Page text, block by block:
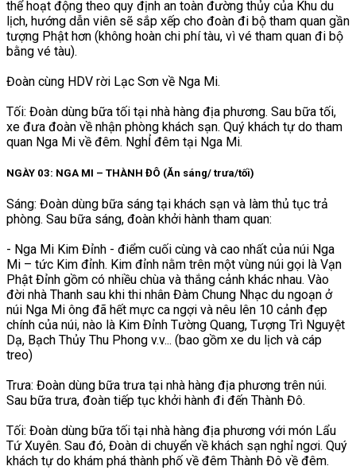
thể hoạt động theo quy định an toàn đường thủy của Khu du
lịch, hướng dẫn viên sẽ sắp xếp cho đoàn đi bộ tham quan gần
tượng Phật hơn (không hoàn chi phí tàu, vì vé tham quan đi bộ
bằng vé tàu).
Đoàn cùng HDV rời Lạc Sơn về Nga Mi.
Tối: Đoàn dùng bữa tối tại nhà hàng địa phương. Sau bữa tối,
xe đưa đoàn về nhận phòng khách sạn. Quý khách tự do tham
quan Nga Mi về đêm. NghỈ đêm tại Nga Mi.
NGÀY 03: NGA MI – THÀNH ĐÔ (Ăn sáng/ trưa/tối)
Sáng: Đoàn dùng bữa sáng tại khách sạn và làm thủ tục trả
phòng. Sau bữa sáng, đoàn khởi hành tham quan:
- Nga Mi Kim Đỉnh - điểm cuối cùng và cao nhất của núi Nga
Mi – tức Kim đỉnh. Kim đỉnh nằm trên một vùng núi gọi là Vạn
Phật Đỉnh gồm có nhiều chùa và thắng cảnh khác nhau. Vào
đời nhà Thanh sau khi thi nhân Đàm Chung Nhạc du ngoạn ở
núi Nga Mi ông đã hết mực ca ngợi và nêu lên 10 cảnh đẹp
chính của núi, nào là Kim Đỉnh Tường Quang, Tượng Trì Nguyệt
Dạ, Bạch Thủy Thu Phong v.v... (bao gồm xe du lịch và cáp
treo)
Trưa: Đoàn dùng bữa trưa tại nhà hàng địa phương trên núi.
Sau bữa trưa, đoàn tiếp tục khởi hành đi đến Thành Đô.
Tối: Đoàn dùng bữa tối tại nhà hàng địa phương với món Lẩu
Tứ Xuyên. Sau đó, Đoàn di chuyển về khách sạn nghỉ ngơi. Quý
khách tự do khám phá thành phố về đêm Thành Đô về đêm.